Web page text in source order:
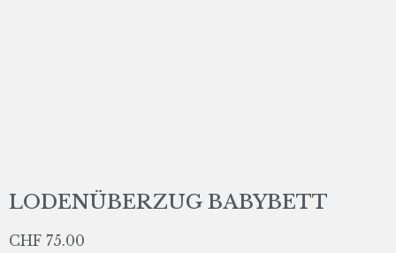
LODENÜBERZUG BABYBETT
CHF 75.00